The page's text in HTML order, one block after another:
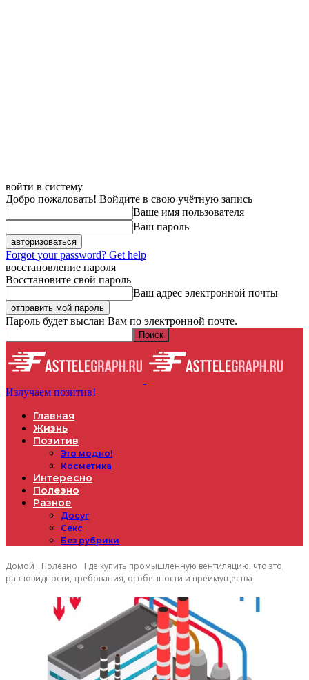
войти в систему
Добро пожаловать! Войдите в свою учётную запись
Ваше имя пользователя
Ваш пароль
Forgot your password? Get help
восстановление пароля
Восстановите свой пароль
Ваш адрес электронной почты
Пароль будет выслан Вам по электронной почте.
Излучаем позитив!
Главная
Жизнь
Позитив
Это модно!
Косметика
Интересно
Полезно
Разное
Досуг
Секс
Без рубрики
Домой Полезно
Где купить промышленную вентиляцию: что это,
разновидности, требования, особенности и преимущества